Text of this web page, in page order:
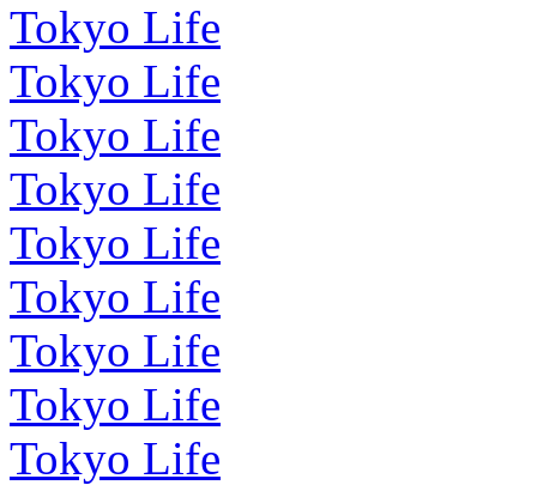
Tokyo Life
Tokyo Life
Tokyo Life
Tokyo Life
Tokyo Life
Tokyo Life
Tokyo Life
Tokyo Life
Tokyo Life